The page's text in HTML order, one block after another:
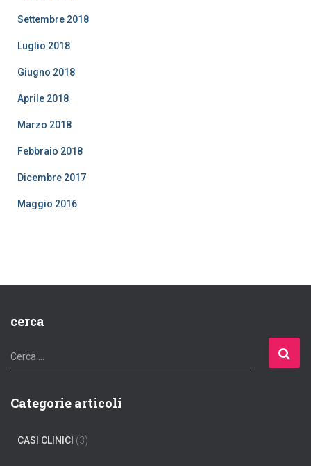
Settembre 2018
Luglio 2018
Giugno 2018
Aprile 2018
Marzo 2018
Febbraio 2018
Dicembre 2017
Maggio 2016
cerca
R
i
e
Cerca …
Categorie articoli
CASI CLINICI (3)